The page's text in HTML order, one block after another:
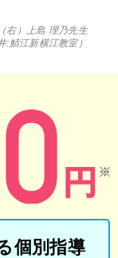
）上島 理乃先生
:鯖江新横江教室）
個別指導